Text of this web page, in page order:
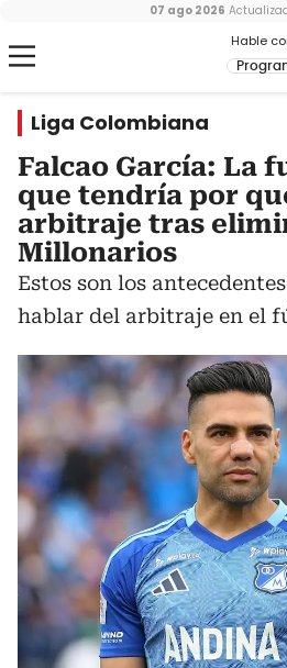
Hable
07 ago 2026
Liga Colombiana
Falcao García: La
que tendría por
arbitraje tras
Millonarios
Estos son los
hablar del arbitraje en el